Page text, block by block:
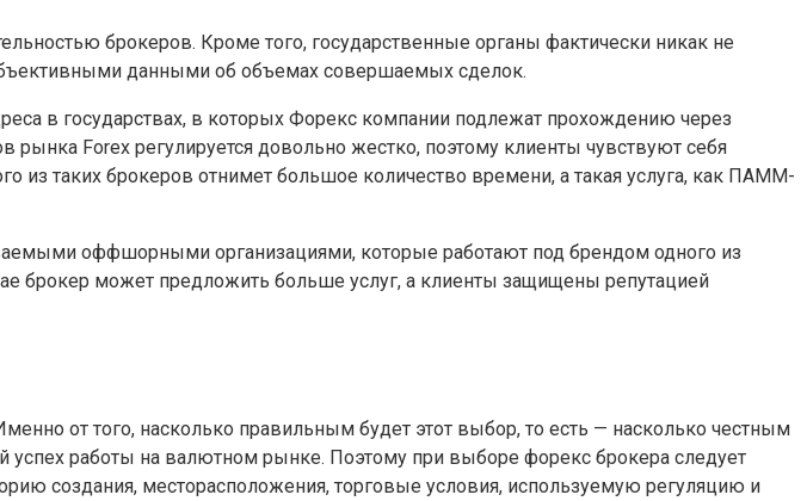
брокеров. Кроме того, государственные органы фактически никак не
данными об объемах совершаемых сделок.
в государствах, в которых Форекс компании подлежат прохождению через
Forex регулируется довольно жестко, поэтому клиенты чувствуют себя
из таких брокеров отнимет большое количество времени, а такая услуга, как ПАММ-
оффшорными организациями, которые работают под брендом одного из
брокер может предложить больше услуг, а клиенты защищены репутацией
от того, насколько правильным будет этот выбор, то есть — насколько честным
работы на валютном рынке. Поэтому при выборе форекс брокера следует
создания, месторасположения, торговые условия, используемую регуляцию и